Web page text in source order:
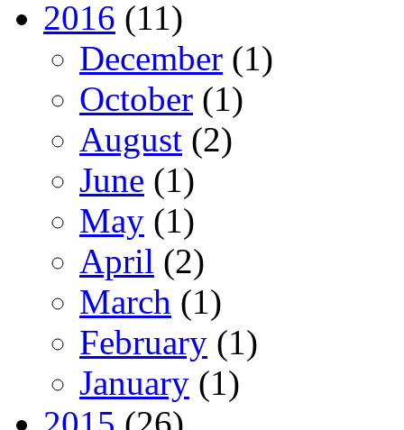
2016 (11)
December (1)
October (1)
August (2)
June (1)
May (1)
April (2)
March (1)
February (1)
January (1)